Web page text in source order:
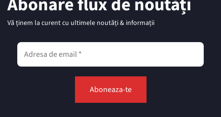
Vă ținem la curent cu ultimele noutăți & informații